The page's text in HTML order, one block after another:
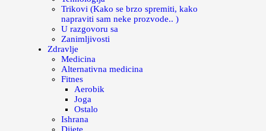
Trikovi (Kako se brzo spremiti, kako
napraviti sam neke prozvode.. )
U razgovoru sa
Zanimljivosti
Zdravlje
Medicina
Alternativna medicina
Fitnes
Aerobik
Joga
Ostalo
Ishrana